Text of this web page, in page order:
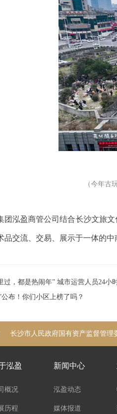
（今年古
团泓盈商管公司结合长沙文旅
品交流、交易、展示于一体的
过，都是热闹年” 城市运营人员24小
布！你们小区上榜了吗？
长沙市人民政府国有资产监督管理
泓盈
概况
历程
新闻中心
泓盈动态
媒体报道